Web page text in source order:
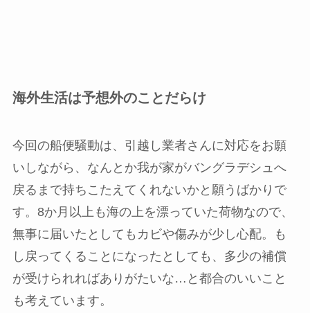
海外生活は予想外のことだらけ
今回の船便騒動は、引越し業者さんに対応をお願
いしながら、なんとか我が家がバングラデシュへ
戻るまで持ちこたえてくれないかと願うばかりで
す。8か月以上も海の上を漂っていた荷物なので、
無事に届いたとしてもカビや傷みが少し心配。も
し戻ってくることになったとしても、多少の補償
が受けられればありがたいな…と都合のいいこと
も考えています。